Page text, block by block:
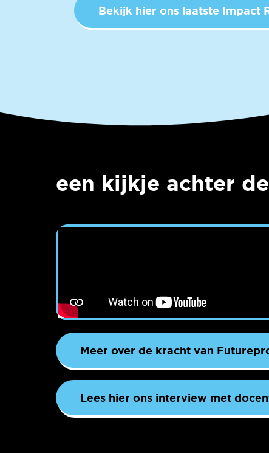
Bekijk hier ons laatste Impact
een kijkje achter
Meer over de kracht van
Lees hier ons interview met